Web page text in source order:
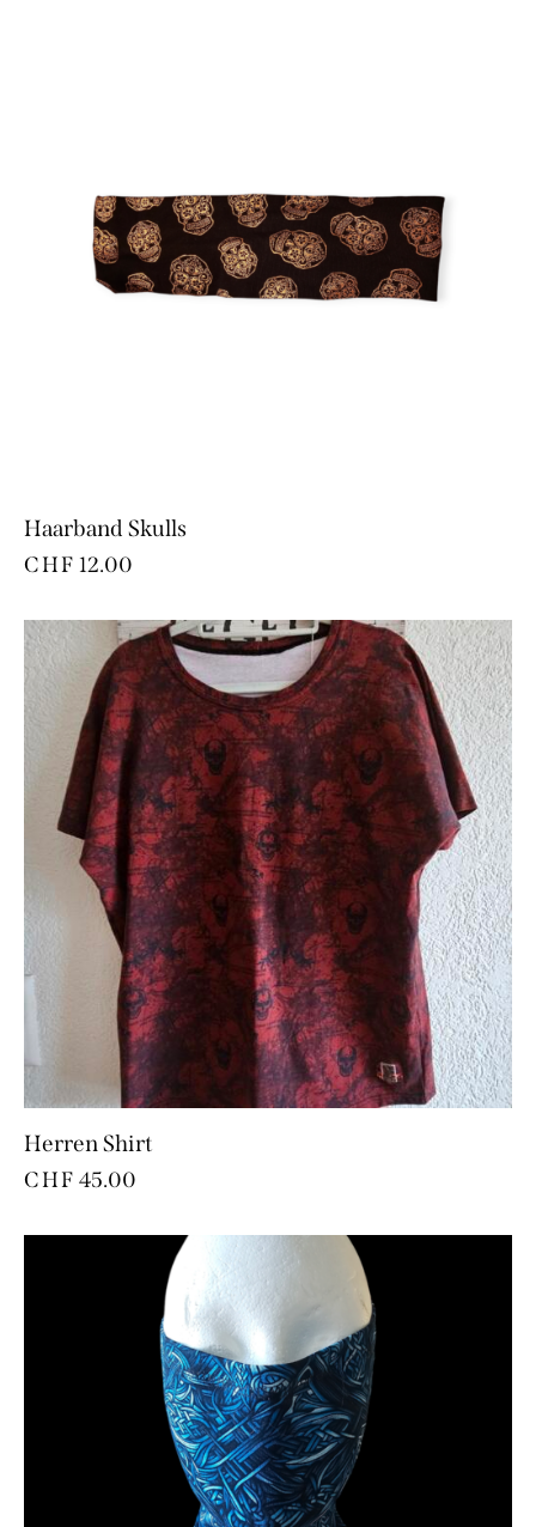
Haarband Skulls
CHF 12.00
Herren Shirt
CHF 45.00